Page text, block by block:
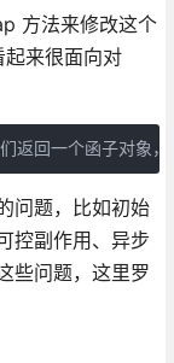
方法来修改这个
来很面向对
们返回一个函
问题，比如初始
控副作用、异步
些问题，这里罗